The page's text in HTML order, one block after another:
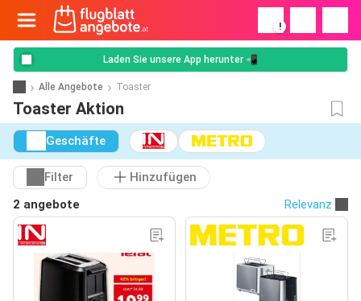
!
Laden Sie unsere App herunter 📲
Alle Angebote Toaster
Toaster Aktion
Geschäfte
Filter
Hinzufügen
2 angebote
Relevanz